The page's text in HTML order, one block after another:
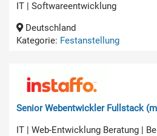
IT | Softwareentwicklung
Deutschland
Kategorie: Festanstellung
Senior Webentwickler Fullstack
IT | Web-Entwicklung Beratung |